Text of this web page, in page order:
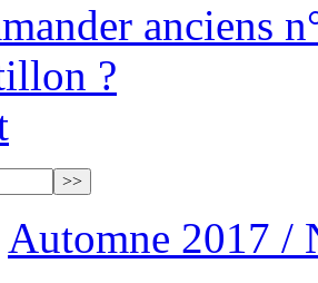
anciens
?
Automne 2017 /